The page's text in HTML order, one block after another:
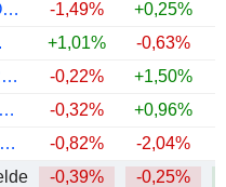
AMERICAN INTERNATIONAL GROUP, INC.
-1,49% +0,25%
+1,01% -0,63%
INTACT FINANCIAL CORPORATION
-0,22% +1,50%
FAIRFAX FINANCIAL HOLDINGS LIMITED
-0,32% +0,96%
ARCH CAPITAL GROUP LTD.
-0,82% -2,04%
-0,39% -0,25%